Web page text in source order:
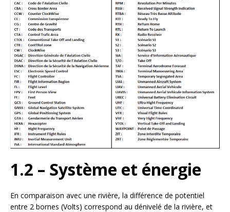
1.2 – Système et énergie
En comparaison avec une rivière, la différence de potentiel
entre 2 bornes (Volts) correspond au dénivelé de la rivière, et